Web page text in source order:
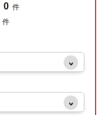
0 件
件